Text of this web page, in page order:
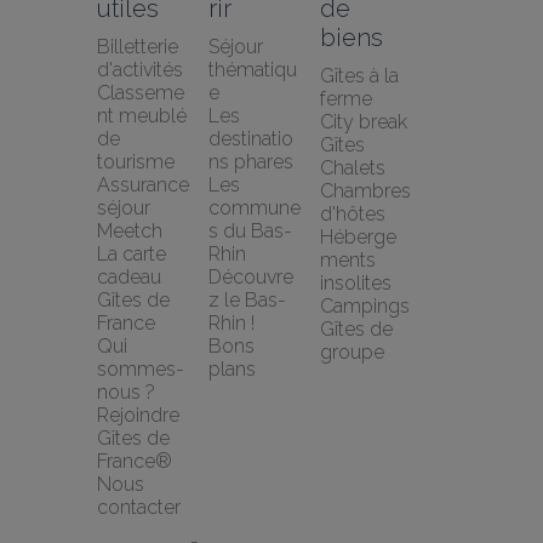
utiles
Billetterie
d'activités
Classeme
nt meublé
de
tourisme
Assurance
séjour
Meetch
La carte
cadeau
Gîtes de
France
Qui
sommes-
nous ?
Rejoindre
Gîtes de
France®
Nous
contacter
rir
Séjour
thématiqu
e
Les
destinatio
ns phares
Les
commune
s du Bas-
Rhin
Découvre
z le Bas-
Rhin !
Bons
plans
de
biens
Gîtes à la
ferme
City break
Gîtes
Chalets
Chambres
d'hôtes
Héberge
ments
insolites
Campings
Gîtes de
groupe